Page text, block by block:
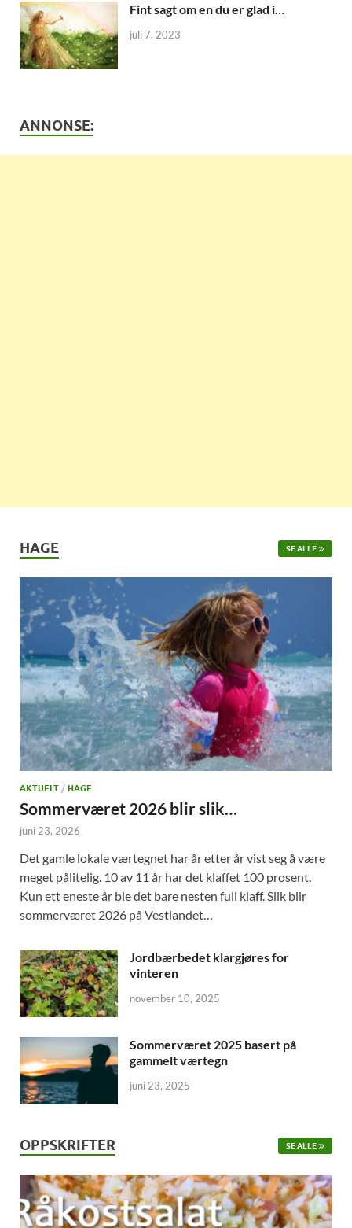
Fint sagt om en du er glad i…
juli 7, 2023
ANNONSE:
HAGE SE ALLE
AKTUELT / HAGE
Sommerværet 2026 blir slik…
juni 23, 2026
Det gamle lokale værtegnet har år etter år vist seg å være
meget pålitelig. 10 av 11 år har det klaffet 100 prosent.
Kun ett eneste år ble det bare nesten full klaff. Slik blir
sommerværet 2026 på Vestlandet…
Jordbærbedet klargjøres for
vinteren
november 10, 2025
Sommerværet 2025 basert på
gammelt værtegn
juni 23, 2025
OPPSKRIFTER SE ALLE